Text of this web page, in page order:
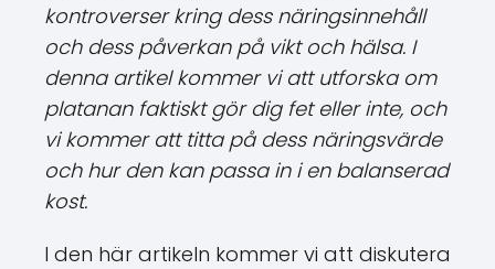
kontroverser kring dess näringsinnehåll
och dess påverkan på vikt och hälsa. I
denna artikel kommer vi att utforska om
platanan faktiskt gör dig fet eller inte, och
vi kommer att titta på dess näringsvärde
och hur den kan passa in i en balanserad
kost.
I den här artikeln kommer vi att diskutera